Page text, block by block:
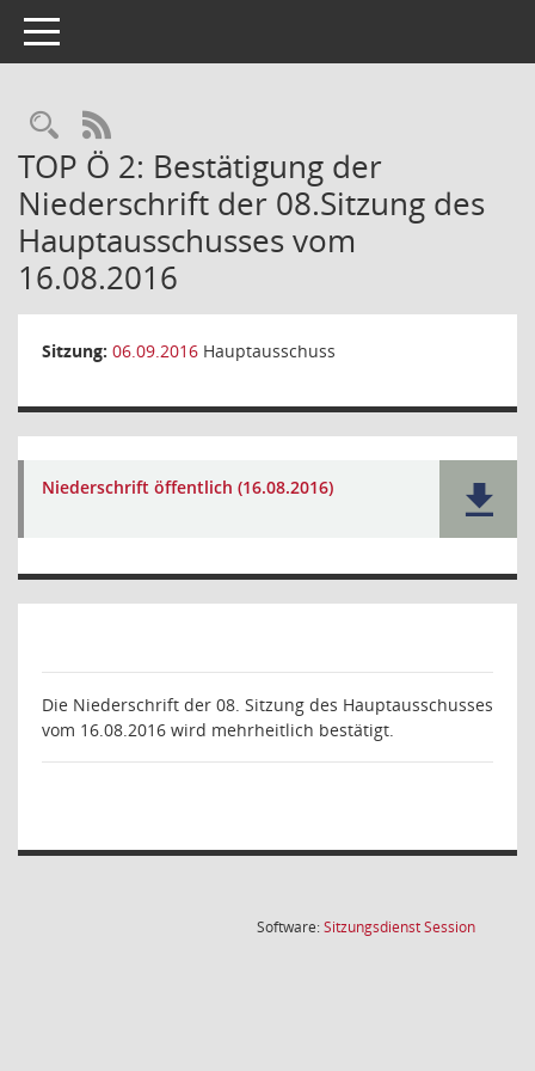
Toggle navigation
Rechercheauswahl
RSS-Feed
TOP Ö 2: Bestätigung der
Niederschrift der 08.Sitzung des
Hauptausschusses vom
16.08.2016
Sitzung: 06.09.2016 Hauptausschuss
Niederschrift öffentlich (16.08.2016)
Die Niederschrift der 08. Sitzung des Hauptausschusses
vom 16.08.2016 wird mehrheitlich bestätigt.
Software:SitzungsdienstSession(Wird in